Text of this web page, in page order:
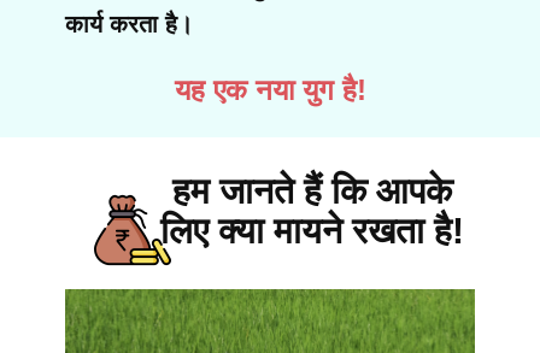
कार्य करता है।
यह एक नया युग है!
हम जानते हैं कि आपके
लिए क्या मायने रखता है!